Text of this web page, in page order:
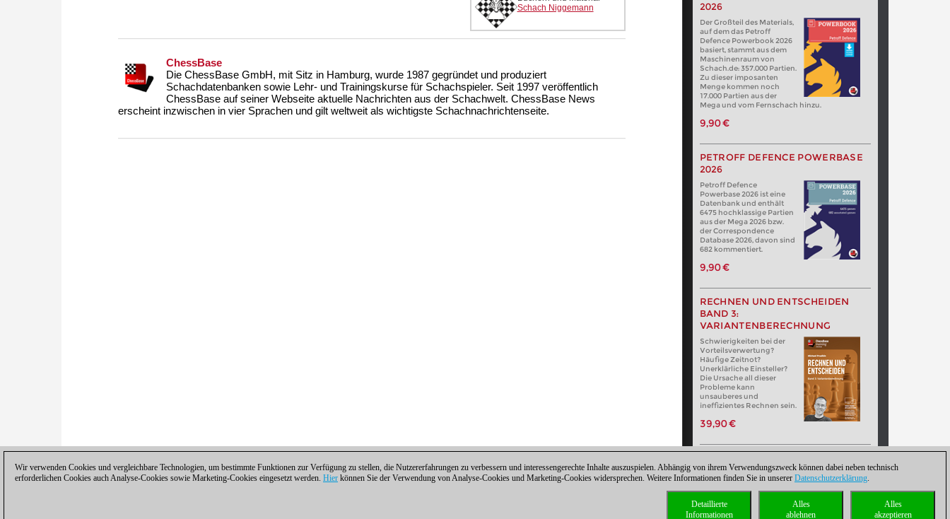
Schach Niggemann
ChessBase
Die ChessBase GmbH, mit Sitz in Hamburg, wurde 1987 gegründet und produziert
Schachdatenbanken sowie Lehr- und Trainingskurse für Schachspieler. Seit 1997 veröffentlich
ChessBase auf seiner Webseite aktuelle Nachrichten aus der Schachwelt. ChessBase News
erscheint inzwischen in vier Sprachen und gilt weltweit als wichtigste Schachnachrichtenseite.
2026
Der Großteil des Materials,
auf dem das Petroff
Defence Powerbook 2026
basiert, stammt aus dem
Maschinenraum von
Schach.de: 357.000 Partien.
Zu dieser imposanten
Menge kommen noch
17.000 Partien aus der
Mega und vom Fernschach hinzu.
9,90 €
PETROFF DEFENCE POWERBASE
2026
Petroff Defence
Powerbase 2026 ist eine
Datenbank und enthält
6475 hochklassige Partien
aus der Mega 2026 bzw.
der Correspondence
Database 2026, davon sind
682 kommentiert.
9,90 €
RECHNEN UND ENTSCHEIDEN
BAND 3:
VARIANTENBERECHNUNG
Schwierigkeiten bei der
Vorteilsverwertung?
Häufige Zeitnot?
Unerklärliche Einsteller?
Die Ursache all dieser
Probleme kann
unsauberes und
ineffizientes Rechnen sein.
39,90 €
Wir verwenden Cookies und vergleichbare Technologien, um bestimmte Funktionen zur Verfügung zu stellen, die Nutzererfahrungen zu verbessern und interessengerechte Inhalte auszuspielen. Abhängig von ihrem Verwendungszweck können dabei neben technisch
erforderlichen Cookies auch Analyse-Cookies sowie Marketing-Cookies eingesetzt werden. Hier können Sie der Verwendung von Analyse-Cookies und Marketing-Cookies widersprechen. Weitere Informationen finden Sie in unserer Datenschutzerklärung.
Alles
akzeptieren
Alles
ablehnen
Detaillierte
Informationen